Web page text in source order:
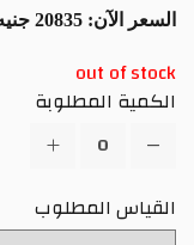
الآن:20835 جنيه
out of
المطلوبة
المطلوب